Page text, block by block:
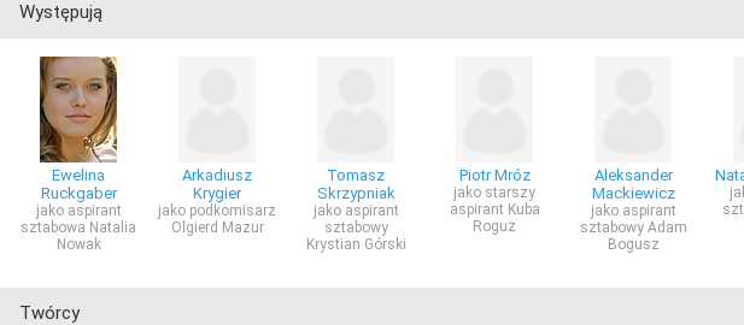
Występują
Ewelina
Ruckgaber
jako aspirant
sztabowa Natalia
Nowak
Arkadiusz
Krygier
jako podkomisarz
Olgierd Mazur
Tomasz
Skrzypniak
jako aspirant
sztabowy
Krystian Górski
Piotr Mróz
jako starszy
aspirant Kuba
Roguz
Aleksander
Mackiewicz
jako aspirant
sztabowy Adam
Bogusz
Twórcy